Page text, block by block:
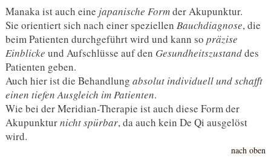
Manaka ist auch eine japanische Formder Akupunktur.
Sie orientiert sich nach einer speziellen Bauchdiagnose, die
beim Patienten durchgeführt wird und kann so präzise
Einblicke und Aufschlüsse auf den Gesundheitszustanddes
Patienten geben.
Auch hier ist die Behandlung absolut individuell und schafft
einen tiefen Ausgleich im Patienten.
Wie bei der Meridian-Therapie ist auch diese Form der
Akupunkturnicht spürbar, da auch kein De Qi ausgelöst
wird.
nach oben